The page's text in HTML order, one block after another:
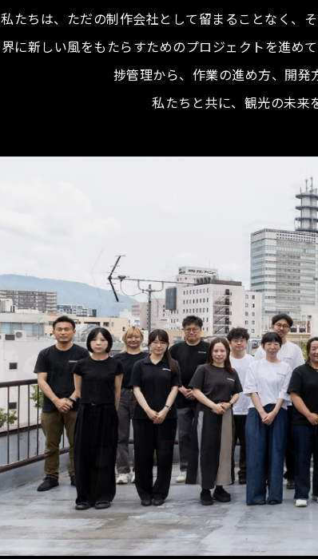
私たちは、ただの制作会社として留まることなく、
界に新しい風をもたらすためのプロジェクトを進め
捗管理から、作業の進め方、開
私たちと共に、観光の未来